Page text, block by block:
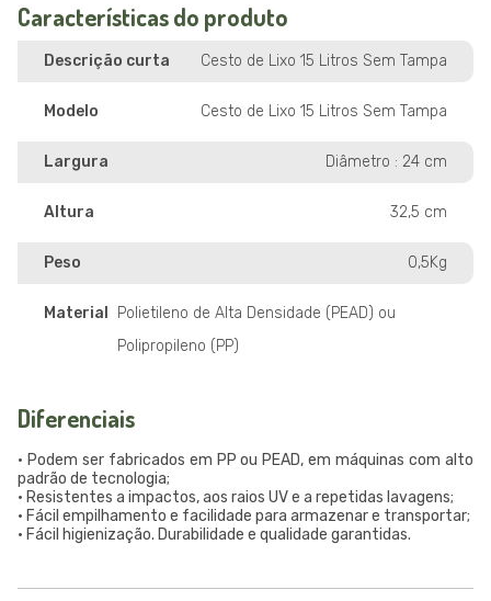
Características do produto
Descrição curta Cesto de Lixo 15 Litros Sem Tampa
Modelo Cesto de Lixo 15 Litros Sem Tampa
Largura Diâmetro : 24 cm
Altura 32,5 cm
Peso 0,5Kg
Material
Polietileno de Alta Densidade (PEAD) ou
Polipropileno (PP)
Diferenciais
• Podem ser fabricados em PP ou PEAD, em máquinas com alto
padrão de tecnologia;
• Resistentes a impactos, aos raios UV e a repetidas lavagens;
• Fácil empilhamento e facilidade para armazenar e transportar;
• Fácil higienização. Durabilidade e qualidade garantidas.